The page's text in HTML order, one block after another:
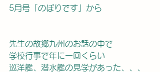
5月号「のぼりです」から
先生の故郷九州のお話の中で
学校行事で年に一回くらい
巡洋艦、潜水艦の見学があった、、、